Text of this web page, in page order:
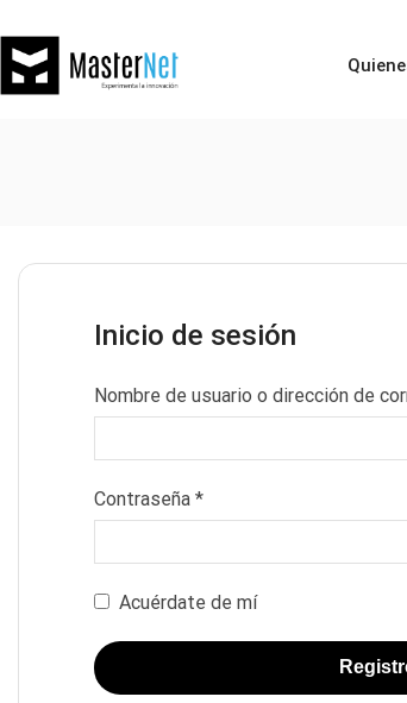
Inicio de sesión
Nombre de usuario o dirección de
Contraseña *
Acuérdate de mí